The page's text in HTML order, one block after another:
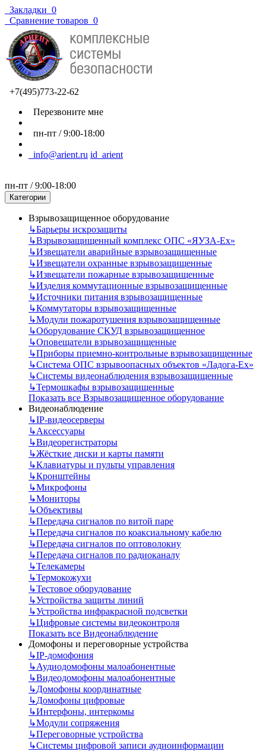
Закладки 0
Сравнение товаров 0
+7(495)773-22-62
Перезвоните мне
пн-пт / 9:00-18:00
info@arient.ru id_arient
пн-пт / 9:00-18:00
Категории
Взрывозащищенное оборудование
↳Барьеры искрозащиты
↳Взрывозащищенный комплекс ОПС «ЯУЗА-Ех»
↳Извещатели аварийные взрывозащищенные
↳Извещатели охранные взрывозащищенные
↳Извещатели пожарные взрывозащищенные
↳Изделия коммутационные взрывозащищенные
↳Источники питания взрывозащищенные
↳Коммутаторы взрывозащищенные
↳Модули пожаротушения взрывозащищенные
↳Оборудование СКУД взрывозащищенное
↳Оповещатели взрывозащищенные
↳Приборы приемно-контрольные взрывозащищенные
↳Система ОПС взрывоопасных объектов «Ладога-Ex»
↳Системы видеонаблюдения взрывозащищенные
↳Термошкафы взрывозащищенные
Показать все Взрывозащищенное оборудование
Видеонаблюдение
↳IP-видеосерверы
↳Аксессуары
↳Видеорегистраторы
↳Жёсткие диски и карты памяти
↳Клавиатуры и пульты управления
↳Кронштейны
↳Микрофоны
↳Мониторы
↳Объективы
↳Передача сигналов по витой паре
↳Передача сигналов по коаксиальному кабелю
↳Передача сигналов по оптоволокну
↳Передача сигналов по радиоканалу
↳Телекамеры
↳Термокожухи
↳Тестовое оборудование
↳Устройства защиты линий
↳Устройства инфракрасной подсветки
↳Цифровые системы видеоконтроля
Показать все Видеонаблюдение
Домофоны и переговорные устройства
↳IP-домофония
↳Аудиодомофоны малоабонентные
↳Видеодомофоны малоабонентные
↳Домофоны координатные
↳Домофоны цифровые
↳Интерфоны, интеркомы
↳Модули сопряжения
↳Переговорные устройства
↳Системы цифровой записи аудиоинформации